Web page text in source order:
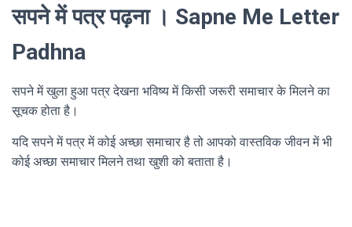
सपने में पत्र पढ़ना । Sapne Me Letter
Padhna
सपने में खुला हुआ पत्र देखना भविष्य में किसी जरूरी समाचार के मिलने का
सूचक होता है।
यदि सपने में पत्र में कोई अच्छा समाचार है तो आपको वास्तविक जीवन में भी
कोई अच्छा समाचार मिलने तथा खुशी को बताता है।